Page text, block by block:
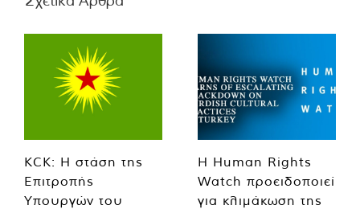
KCK: Η στάση της
Επιτροπής
Υπουργών του
Η Human Rights
Watch προειδοποιεί
για κλιμάκωση της